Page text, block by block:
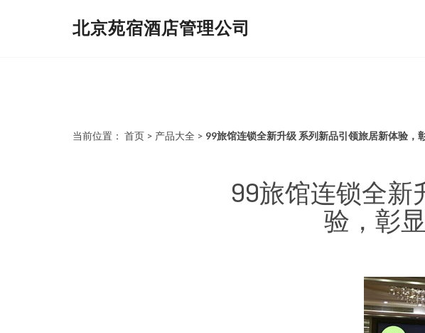
北京苑宿酒店管理公司
当前位置： 首页 > 产品大全 > 99旅馆连锁全新升级 系列新品引领旅居新体验，
99旅馆连锁全新
验，彰